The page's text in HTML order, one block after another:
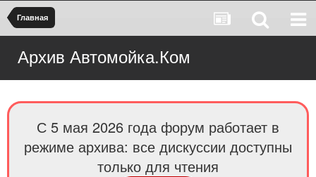
Главная
Архив Автомойка.Ком
С 5 мая 2026 года форум работает в
режиме архива: все дискуссии доступны
только для чтения